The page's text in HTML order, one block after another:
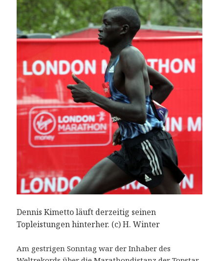
Dennis Kimetto läuft derzeitig seinen
Topleistungen hinterher. (c) H. Winter
Am gestrigen Sonntag war der Inhaber des